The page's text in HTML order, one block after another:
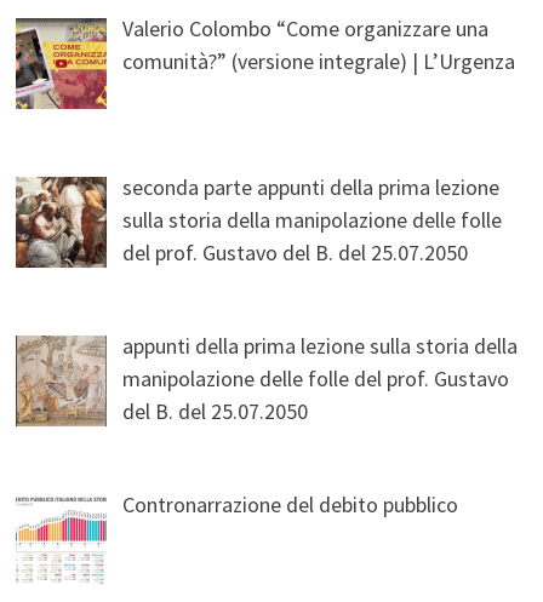
Valerio Colombo “Come organizzare una
comunità?” (versione integrale) | L’Urgenza
seconda parte appunti della prima lezione
sulla storia della manipolazione delle folle
del prof. Gustavo del B. del 25.07.2050
appunti della prima lezione sulla storia della
manipolazione delle folle del prof. Gustavo
del B. del 25.07.2050
Contronarrazione del debito pubblico